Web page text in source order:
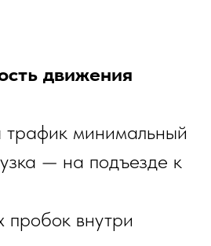
движения
трафик минимальный
— на подъезде к
пробок внутри